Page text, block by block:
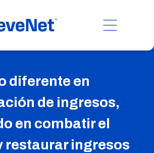
diferente en
de ingresos,
en combatir el
restaurar ingresos